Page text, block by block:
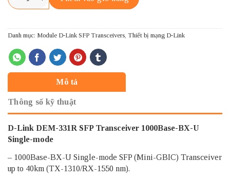
Danh mục: Module D-Link SFP Transceivers Thiết bị mạng D-Link
Mô tả
Thông số kỹ thuật
D-Link DEM-331R SFP Transceiver 1000Base-BX-U
Single-mode
– 1000Base-BX-U Single-mode SFP (Mini-GBIC) Transceiver
up to 40km (TX-1310/RX-1550 nm).